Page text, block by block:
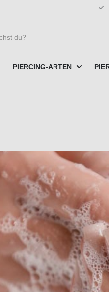
PIERCING-ARTEN